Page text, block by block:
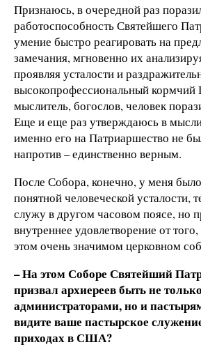
Признаюсь, в очередной раз
работоспособность Святейшего
умение быстро реагировать на
замечания, мгновенно их
проявляя усталости и
высокопрофессиональный кормчий
мыслитель, богослов, человек
Еще и еще раз утверждаюсь в
именно его на Патриаршество не
напротив – единственно верным.
После Собора, конечно, у меня
понятной человеческой усталости,
служу в другом часовом поясе, но
внутреннее удовлетворение от
этом очень значимом церковном
– На этом Соборе Святейший
призвал архиереев быть не только
администраторами, но и
видите ваше пастырское
приходах в США?